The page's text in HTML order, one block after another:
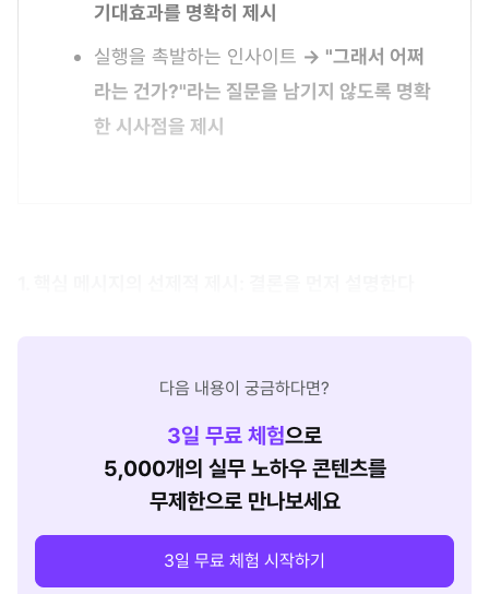
기대효과를 명확히 제시
실행을 촉발하는 인사이트 → "그래서 어쩌
라는 건가?"라는 질문을 남기지 않도록 명확
한 시사점을 제시
다음 내용이 궁금하다면?
3일 무료 체험으로
5,000개의 실무 노하우 콘텐츠를
무제한으로 만나보세요
3일 무료 체험 시작하기